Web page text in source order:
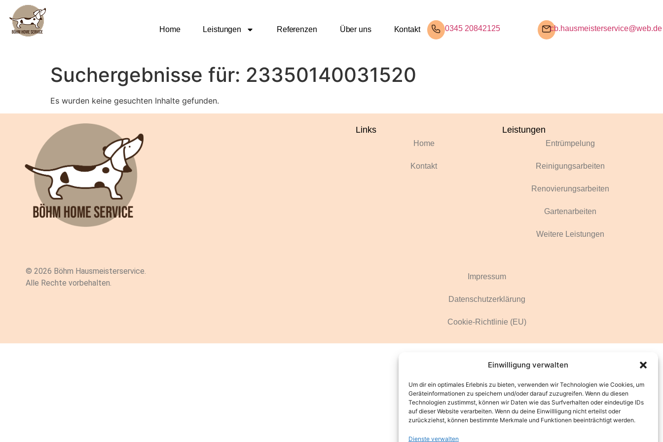
Einwilligung verwalten
Um dir ein optimales Erlebnis zu bieten, verwenden wir Technologien wie Cookies, um
Geräteinformationen zu speichern und/oder darauf zuzugreifen. Wenn du diesen
Technologien zustimmst, können wir Daten wie das Surfverhalten oder eindeutige IDs
auf dieser Website verarbeiten. Wenn du deine Einwillligung nicht erteilst oder
zurückziehst, können bestimmte Merkmale und Funktionen beeinträchtigt werden.
Dienste verwalten
Home Leistungen Referenzen Über uns Kontakt 0345 20842125 cb.hausmeisterservice@web.de
Suchergebnisse für: 23350140031520
Es wurden keine gesuchten Inhalte gefunden.
Links
Home
Kontakt
Leistungen
Entrümpelung
Reinigungsarbeiten
Renovierungsarbeiten
Gartenarbeiten
Weitere Leistungen
© 2026 Böhm Hausmeisterservice.
Alle Rechte vorbehalten.
Impressum
Datenschutzerklärung
Cookie-Richtlinie (EU)